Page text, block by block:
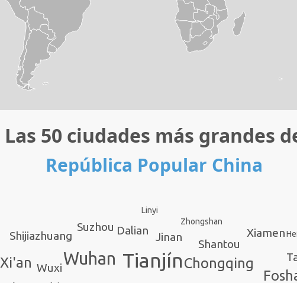
Las 50 ciudades más grandes
República Popular China
Tianjín
Wuhan
Chongqing
Xi'an
Suzhou
Shantou
Jinan
Dalian
Shijiazhuang
Wuxi
Xiamen
Zhongshan
Linyi